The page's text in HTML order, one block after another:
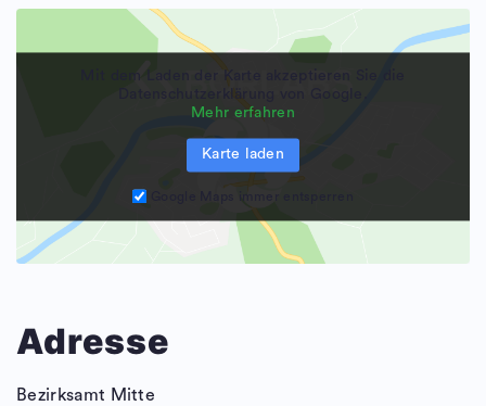
Datenschutzerklärung von Google.
Mehr erfahren
Karte laden
Adresse
Bezirksamt Mitte